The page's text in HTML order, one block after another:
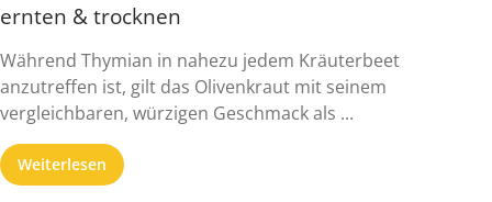
ernten & trocknen
Während Thymian in nahezu jedem Kräuterbeet
anzutreffen ist, gilt das Olivenkraut mit seinem
vergleichbaren, würzigen Geschmack als ...
Weiterlesen